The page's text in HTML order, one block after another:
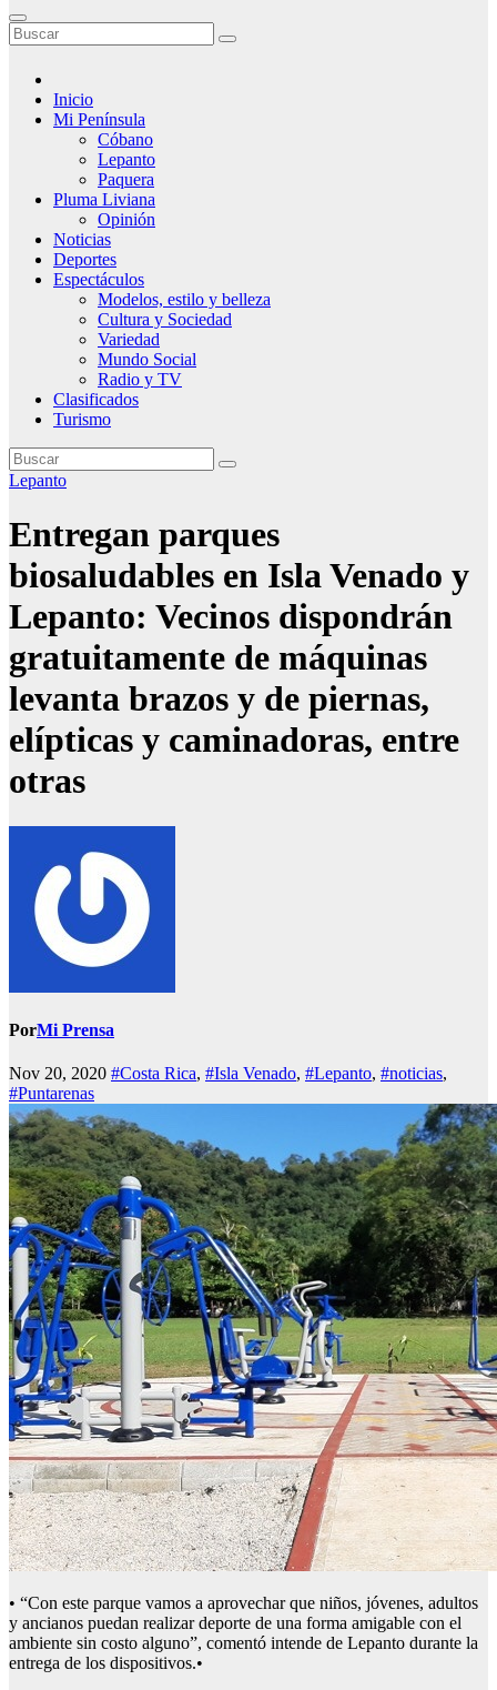
Inicio
Mi Península
Cóbano
Lepanto
Paquera
Pluma Liviana
Opinión
Noticias
Deportes
Espectáculos
Modelos, estilo y belleza
Cultura y Sociedad
Variedad
Mundo Social
Radio y TV
Clasificados
Turismo
Lepanto
Entregan parques
biosaludables en Isla Venado y
Lepanto: Vecinos dispondrán
gratuitamente de máquinas
levanta brazos y de piernas,
elípticas y caminadoras, entre
otras
PorMi Prensa
Nov 20, 2020 #Costa Rica, #Isla Venado, #Lepanto, #noticias,
#Puntarenas
• “Con este parque vamos a aprovechar que niños, jóvenes, adultos
y ancianos puedan realizar deporte de una forma amigable con el
ambiente sin costo alguno”, comentó intende de Lepanto durante la
entrega de los dispositivos.•